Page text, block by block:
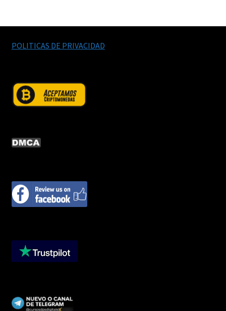
POLITICAS DE PRIVACIDAD